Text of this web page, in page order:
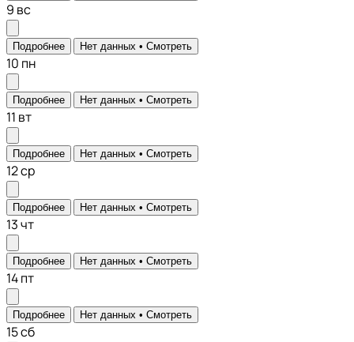
9 вс
Подробнее Нет данных • Смотреть
10 пн
Подробнее Нет данных • Смотреть
11 вт
Подробнее Нет данных • Смотреть
12ср
Подробнее Нет данных • Смотреть
13чт
Подробнее Нет данных • Смотреть
14пт
Подробнее Нет данных • Смотреть
15сб